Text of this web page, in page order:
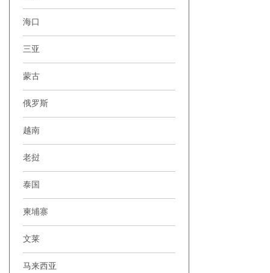
海口
三亚
蒙古
俄罗斯
越南
老挝
泰国
柬埔寨
文莱
马来西亚